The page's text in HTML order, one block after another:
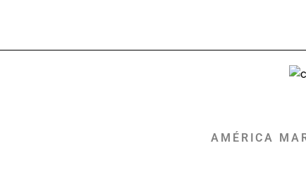
AMÉRICA